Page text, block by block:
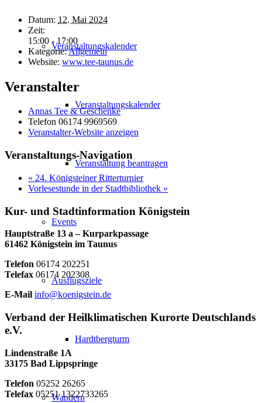
Veranstaltungskalender
Veranstaltungskalender
Veranstaltung beantragen
Events
Ausflugsziele
Hardtbergturm
Wandern
Datum: 12. Mai 2024
Zeit:
15:00 - 17:00
Kategorie:Allgemein
Website: www.tee-taunus.de
Veranstalter
Annas Tee & Geschenke
Telefon 06174 9969569
Veranstalter-Website anzeigen
Veranstaltungs-Navigation
« 24. Königsteiner Ritterturnier
Vorlesestunde in der Stadtbibliothek »
Kur- und Stadtinformation Königstein
Hauptstraße 13 a – Kurparkpassage
61462 Königstein im Taunus
Telefon 06174 202251
Telefax 06174 202308
E-Mail info@koenigstein.de
Verband der Heilklimatischen Kurorte Deutschlands
e.V.
Lindenstraße 1A
33175 Bad Lippspringe
Telefon 05252 26265
Telefax 05251 1322733265